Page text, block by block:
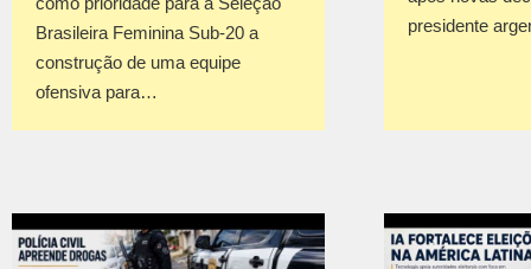
Brasileira Feminina Sub-20 a
construção de uma equipe
ofensiva para…
presidente